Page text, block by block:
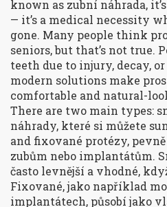
known as zubní náhrada,
— it’s a medical necessity
gone. Many people think
seniors, but that’s not true.
teeth due to injury, decay,
modern solutions make
comfortable and natural-
There are two main types:
náhrady, které si můžete
and fixované protézy,
zubům nebo implantátům.
často levnější a vhodné,
Fixované, jako například
implantátech, působí jako